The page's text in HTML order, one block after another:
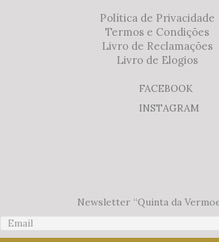
Política de Privacidade
Termos e Condições
Livro de Reclamações
Livro de Elogios
FACEBOOK
INSTAGRAM
Newsletter “Quinta da